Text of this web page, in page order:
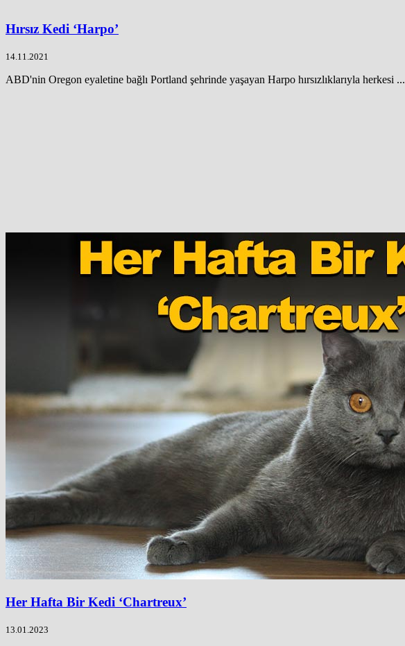
Hırsız Kedi ‘Harpo’
14.11.2021
ABD'nin Oregon eyaletine bağlı Portland şehrinde yaşayan Harpo hırsızlıklarıyla herkesi ...
Her Hafta Bir Kedi ‘Chartreux’
13.01.2023